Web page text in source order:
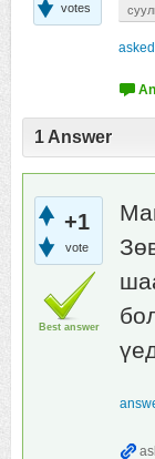
votes
asked
1 Answer
+1
vote
Best answer